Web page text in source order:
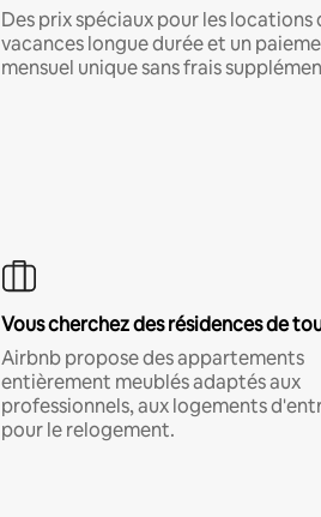
Des prix spéciaux pour les locations
vacances longue durée et un
mensuel unique sans frais
Vous cherchez des résidences de
Airbnb propose des appartements
entièrement meublés adaptés aux
professionnels, aux logements
pour le relogement.